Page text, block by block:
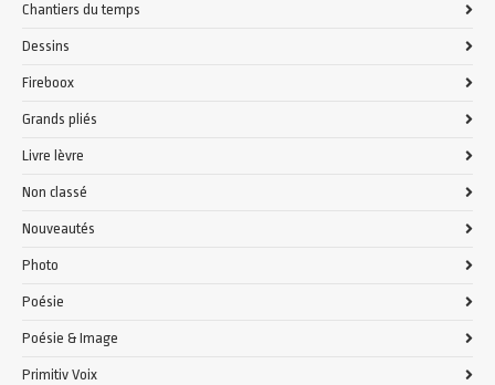
Chantiers du temps
Dessins
Fireboox
Grands pliés
Livre lèvre
Non classé
Nouveautés
Photo
Poésie
Poésie & Image
Primitiv Voix